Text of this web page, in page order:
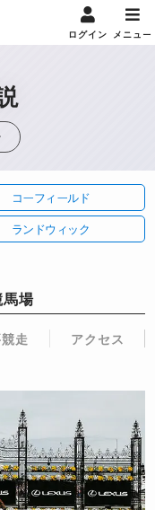
ログイン メニュー
コーフィールド
ランドウィック
場
走 アクセス